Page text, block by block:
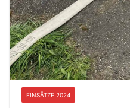
EINSÄTZE 2024